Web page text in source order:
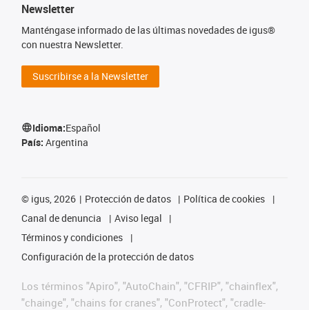
Newsletter
Manténgase informado de las últimas novedades de igus®
con nuestra Newsletter.
Suscribirse a la Newsletter
Idioma:Español
País: Argentina
© igus, 2026 Protección de datos
Política de cookies
Canal de denuncia
Aviso legal
Términos y condiciones
Configuración de la protección de datos
Los términos "Apiro", "AutoChain", "CFRIP", "chainflex",
"chainge", "chains for cranes", "ConProtect", "cradle-